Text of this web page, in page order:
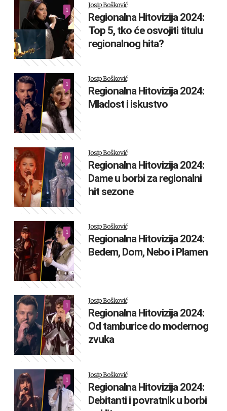
1
Josip Bošković
Regionalna Hitovizija 2024:
Top 5, tko će osvojiti titulu
regionalnog hita?
1
Josip Bošković
Regionalna Hitovizija 2024:
Mladost i iskustvo
0
Josip Bošković
Regionalna Hitovizija 2024:
Dame u borbi za regionalni
hit sezone
1
Josip Bošković
Regionalna Hitovizija 2024:
Bedem, Dom, Nebo i Plamen
1
Josip Bošković
Regionalna Hitovizija 2024:
Od tamburice do modernog
zvuka
1
Josip Bošković
Regionalna Hitovizija 2024:
Debitanti i povratnik u borbi